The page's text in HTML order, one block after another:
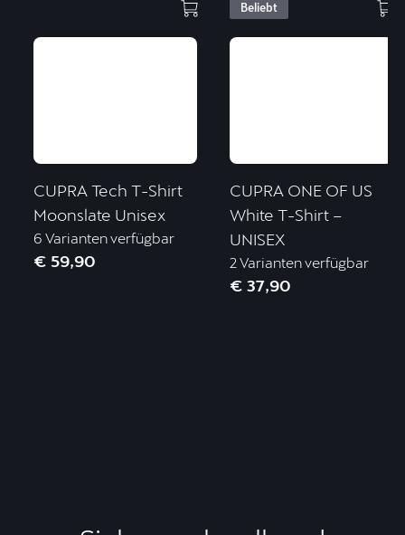
CUPRA Tech T-Shirt
Moonslate Unisex
6 Varianten verfügbar
€ 59,90
Beliebt
CUPRA ONE OF US
White T-Shirt –
UNISEX
2 Varianten verfügbar
€ 37,90